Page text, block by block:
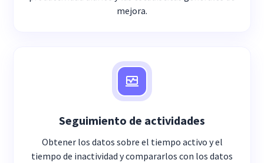
mejora.
Seguimiento de actividades
Obtener los datos sobre el tiempo activo y el
tiempo de inactividad y compararlos con los datos